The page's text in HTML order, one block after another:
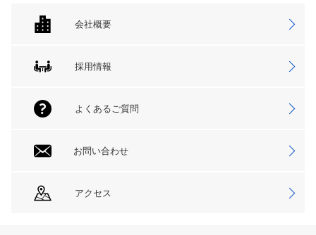
会社概要
採用情報
よくあるご質問
お問い合わせ
アクセス